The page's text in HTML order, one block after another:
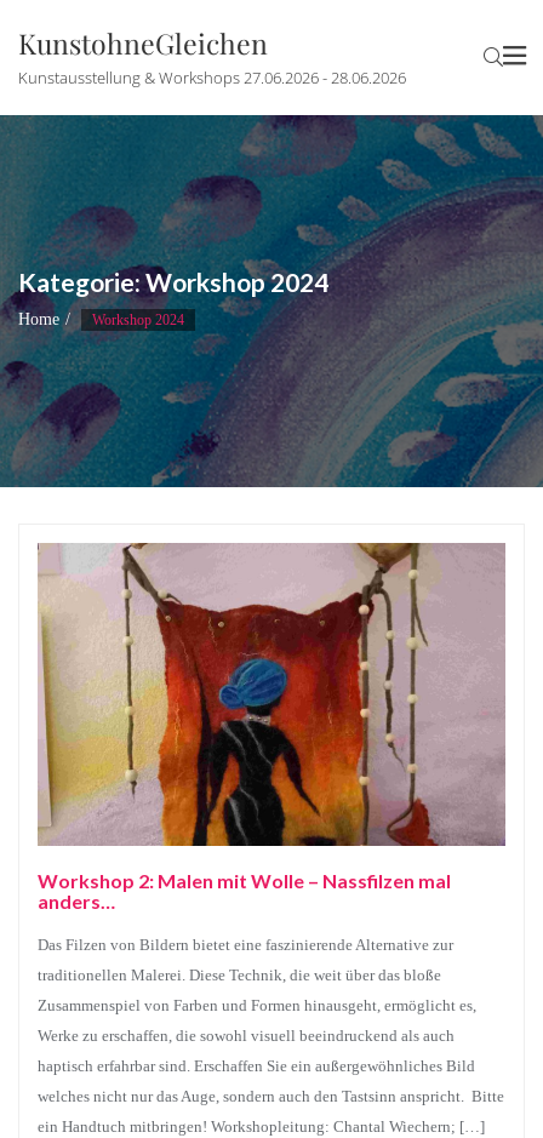
KunstohneGleichen
Kunstausstellung & Workshops 27.06.2026 - 28.06.2026
Kategorie:Workshop 2024
Home Workshop 2024
Workshop 2: Malen mit Wolle – Nassfilzen mal
anders…
Das Filzen von Bildern bietet eine faszinierende Alternative zur
traditionellen Malerei. Diese Technik, die weit über das bloße
Zusammenspiel von Farben und Formen hinausgeht, ermöglicht es,
Werke zu erschaffen, die sowohl visuell beeindruckend als auch
haptisch erfahrbar sind. Erschaffen Sie ein außergewöhnliches Bild
welches nicht nur das Auge, sondern auch den Tastsinn anspricht. Bitte
ein Handtuch mitbringen! Workshopleitung: Chantal Wiechern; […]